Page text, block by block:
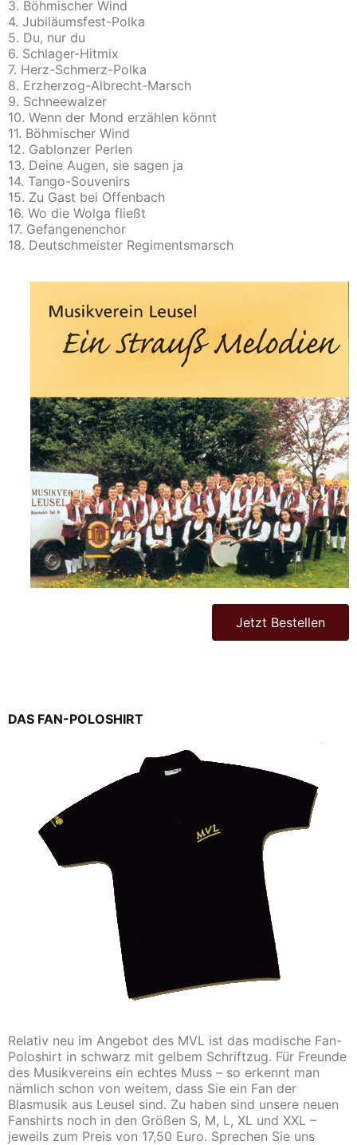
3. Böhmischer Wind
4. Jubiläumsfest-Polka
5. Du, nur du
6. Schlager-Hitmix
7. Herz-Schmerz-Polka
8. Erzherzog-Albrecht-Marsch
9. Schneewalzer
10. Wenn der Mond erzählen könnt
11. Böhmischer Wind
12. Gablonzer Perlen
13. Deine Augen, sie sagen ja
14. Tango-Souvenirs
15. Zu Gast bei Offenbach
16. Wo die Wolga fließt
17. Gefangenenchor
18. Deutschmeister Regimentsmarsch
Jetzt Bestellen
DAS FAN-POLOSHIRT
Relativ neu im Angebot des MVL ist das modische Fan-
Poloshirt in schwarz mit gelbem Schriftzug. Für Freunde
des Musikvereins ein echtes Muss – so erkennt man
nämlich schon von weitem, dass Sie ein Fan der
Blasmusik aus Leusel sind. Zu haben sind unsere neuen
Fanshirts noch in den Größen S, M, L, XL und XXL –
jeweils zum Preis von 17,50 Euro. Sprechen Sie uns